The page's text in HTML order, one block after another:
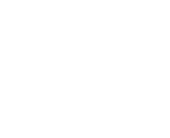
サい扱いされるらしい…。お前らも気をつけろ